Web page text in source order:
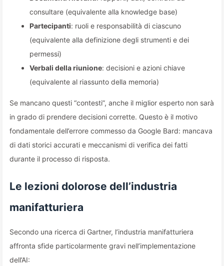
consultare (equivalente alla knowledge base)
Partecipanti: ruoli e responsabilità di ciascuno
(equivalente alla definizione degli strumenti e dei
permessi)
Verbali della riunione: decisioni e azioni chiave
(equivalente al riassunto della memoria)
Se mancano questi “contesti”, anche il miglior esperto non sarà
in grado di prendere decisioni corrette. Questo è il motivo
fondamentale dell’errore commesso da Google Bard: mancava
di dati storici accurati e meccanismi di verifica dei fatti
durante il processo di risposta.
Le lezioni dolorose dell’industria
manifatturiera
Secondo una ricerca di Gartner, l’industria manifatturiera
affronta sfide particolarmente gravi nell’implementazione
dell’AI: